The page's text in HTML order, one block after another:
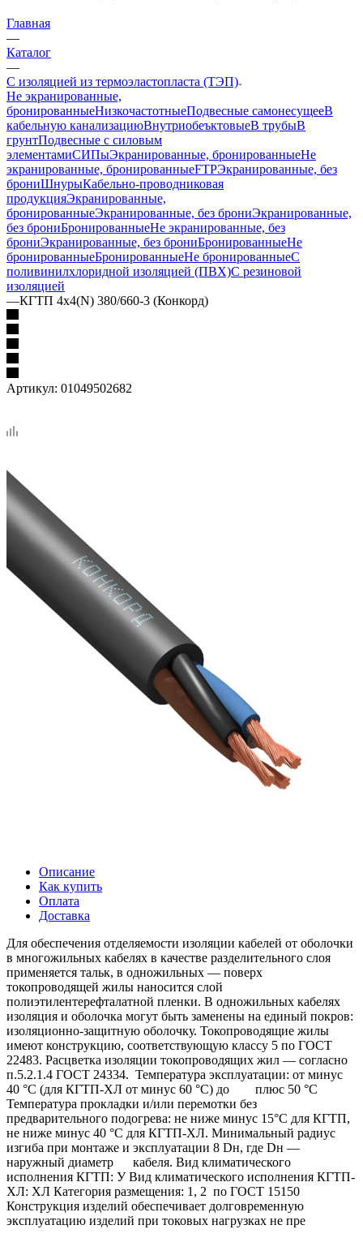
Главная
—
Каталог
—
С изоляцией из термоэластопласта (ТЭП)
Не экранированные,
бронированныеНизкочастотныеПодвесные самонесущееВ
кабельную канализациюВнутриобеъктовыеВ трубыВ
грунтПодвесные с силовым
элементамиСИПыЭкранированные, бронированныеНе
экранированные, бронированныеFTPЭкранированные, без
брониШнурыКабельно-проводниковая
продукцияЭкранированные,
бронированныеЭкранированные, без брониЭкранированные,
без брониБронированныеНе экранированные, без
брониЭкранированные, без брониБронированныеНе
бронированныеБронированныеНе бронированныеС
поливинилхлоридной изоляцией (ПВХ)С резиновой
изоляцией
—КГТП 4х4(N) 380/660-3 (Конкорд)
Артикул: 01049502682
Описание
Как купить
Оплата
Доставка
Для обеспечения отделяемости изоляции кабелей от оболочки
в многожильных кабелях в качестве разделительного слоя
применяется тальк, в одножильных — поверх
токопроводящей жилы наносится слой
полиэтилентерефталатной пленки. В одножильных кабелях
изоляция и оболочка могут быть заменены на единый покров:
изоляционно-защитную оболочку. Токопроводящие жилы
имеют конструкцию, соответствующую классу 5 по ГОСТ
22483. Расцветка изоляции токопроводящих жил — согласно
п.5.2.1.4 ГОСТ 24334. Температура эксплуатации: от минус
40 °С (для КГТП-ХЛ от минус 60 °С) до плюс 50 °С
Температура прокладки и/или перемотки без
предварительного подогрева: не ниже минус 15°С для КГТП,
не ниже минус 40 °С для КГТП-ХЛ. Минимальный радиус
изгиба при монтаже и эксплуатации 8 Dн, где Dн —
наружный диаметр кабеля. Вид климатического
исполнения КГТП: У Вид климатического исполнения КГТП-
ХЛ: ХЛ Категория размещения: 1, 2 по ГОСТ 15150
Конструкция изделий обеспечивает долговременную
эксплуатацию изделий при токовых нагрузках не пре